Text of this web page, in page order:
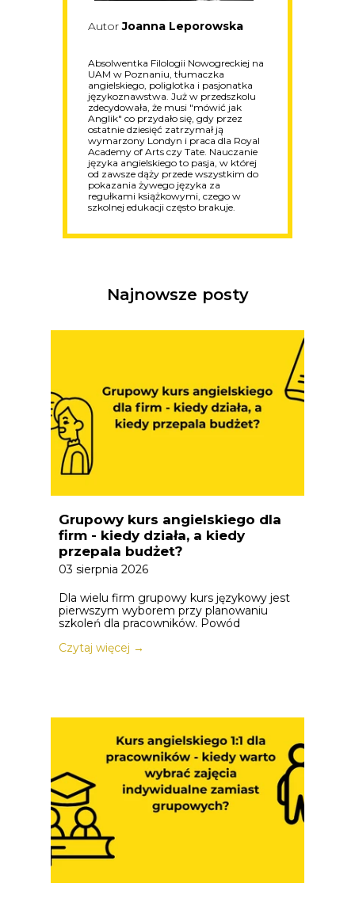
AutorJoanna Leporowska
Absolwentka Filologii Nowogreckiej na
UAM w Poznaniu, tłumaczka
angielskiego, poliglotka i pasjonatka
językoznawstwa. Już w przedszkolu
zdecydowała, że musi "mówić jak
Anglik" co przydało się, gdy przez
ostatnie dziesięć zatrzymał ją
wymarzony Londyn i praca dla Royal
Academy of Arts czy Tate. Nauczanie
języka angielskiego to pasja, w której
od zawsze dąży przede wszystkim do
pokazania żywego języka za
regułkami książkowymi, czego w
szkolnej edukacji często brakuje.
Najnowsze posty
Grupowy kurs angielskiego dla
firm - kiedy działa, a kiedy
przepala budżet?
03 sierpnia 2026
Dla wielu firm grupowy kurs językowy jest
pierwszym wyborem przy planowaniu
szkoleń dla pracowników. Powód
Czytaj więcej →